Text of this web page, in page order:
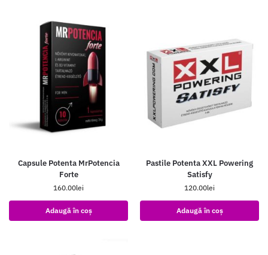
Capsule Potenta MrPotencia
Forte
160.00lei
Adaugă în coș
Pastile Potenta XXL Powering
Satisfy
120.00lei
Adaugă în coș